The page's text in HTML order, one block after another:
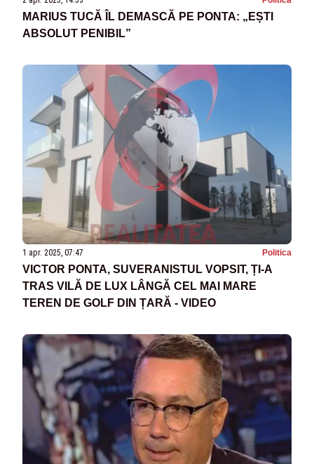
MARIUS TUCĂ ÎL DEMASCĂ PE PONTA: „EȘTI
ABSOLUT PENIBIL”
1 apr. 2025, 07:47 Politica
VICTOR PONTA, SUVERANISTUL VOPSIT, ȚI-A
TRAS VILĂ DE LUX LÂNGĂ CEL MAI MARE
TEREN DE GOLF DIN ȚARĂ - VIDEO